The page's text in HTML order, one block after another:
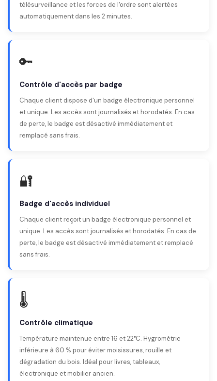
télésurveillance et les forces de l'ordre sont alertées
automatiquement dans les 2 minutes.
🔑
Contrôle d'accès par badge
Chaque client dispose d'un badge électronique personnel
et unique. Les accès sont journalisés et horodatés. En cas
de perte, le badge est désactivé immédiatement et
remplacé sans frais.
🔐
Badge d'accès individuel
Chaque client reçoit un badge électronique personnel et
unique. Les accès sont journalisés et horodatés. En cas de
perte, le badge est désactivé immédiatement et remplacé
sans frais.
🌡️
Contrôle climatique
Température maintenue entre 16 et 22°C. Hygrométrie
inférieure à 60 % pour éviter moisissures, rouille et
dégradation du bois. Idéal pour livres, tableaux,
électronique et mobilier ancien.